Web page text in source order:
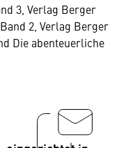
3, Verlag Berger
2, Verlag Berger
Die abenteuerliche